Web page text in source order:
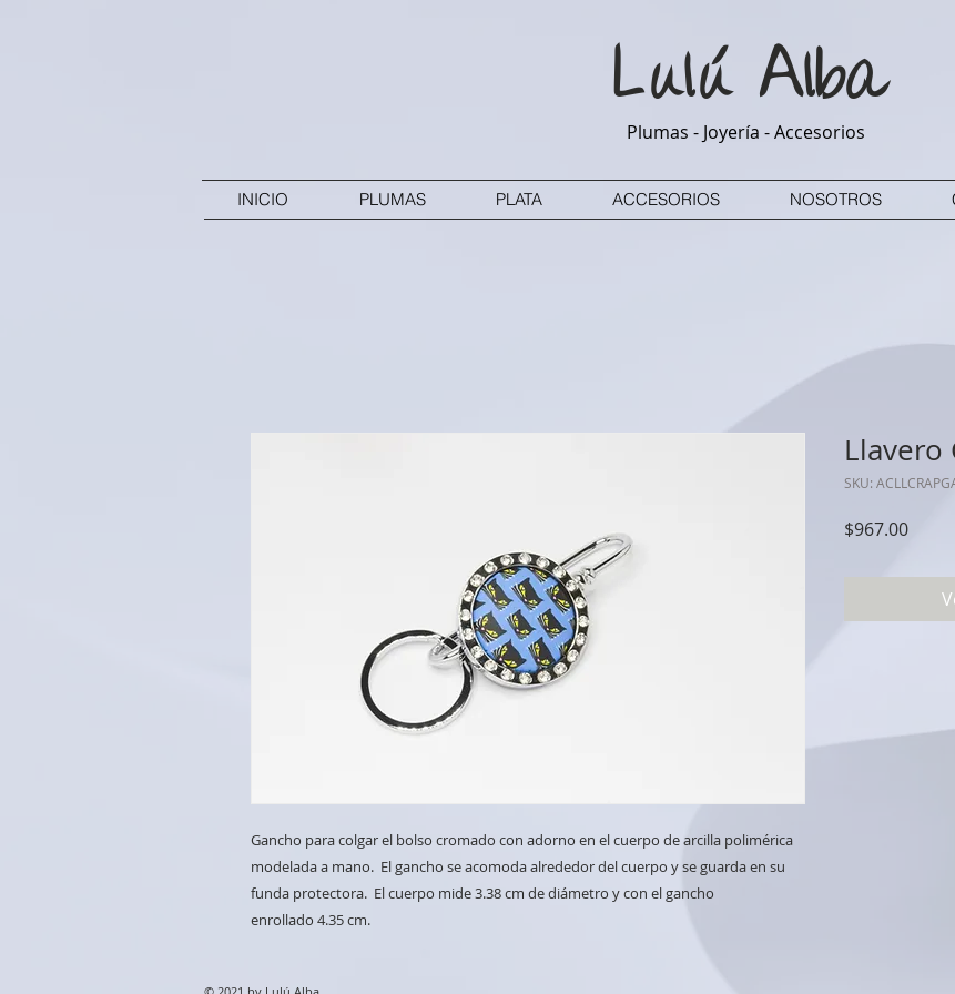
LulúAlba
Plumas - Joyería - Accesorios
INICIO PLUMAS PLATA ACCESORIOS NOSOTROS
Gancho para colgar el bolso cromado con adorno en el cuerpo de arcilla polimérica
modelada a mano. El gancho se acomoda alrededor del cuerpo y se guarda en su
funda protectora. El cuerpo mide 3.38 cm de diámetro y con el gancho
enrollado 4.35 cm.
Llavero
SKU:
$967.00Precio